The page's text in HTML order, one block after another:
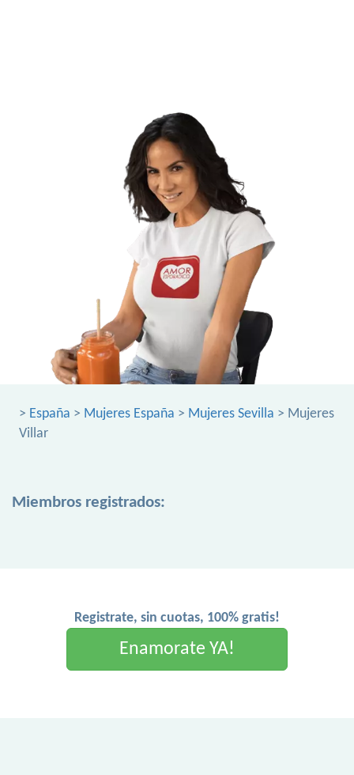
> España > Mujeres España > Mujeres Sevilla > Mujeres
Villar
Miembros registrados:
Registrate, sin cuotas, 100% gratis!
Enamorate YA!